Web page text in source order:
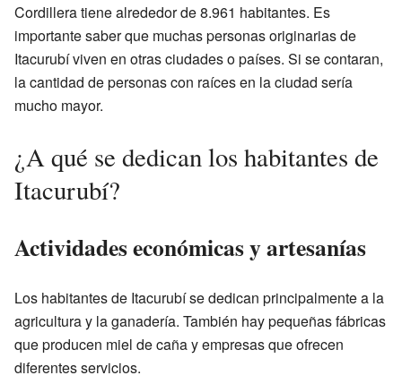
Cordillera tiene alrededor de 8.961 habitantes. Es
importante saber que muchas personas originarias de
Itacurubí viven en otras ciudades o países. Si se contaran,
la cantidad de personas con raíces en la ciudad sería
mucho mayor.
¿A qué se dedican los habitantes de
Itacurubí?
Actividades económicas y artesanías
Los habitantes de Itacurubí se dedican principalmente a la
agricultura y la ganadería. También hay pequeñas fábricas
que producen miel de caña y empresas que ofrecen
diferentes servicios.